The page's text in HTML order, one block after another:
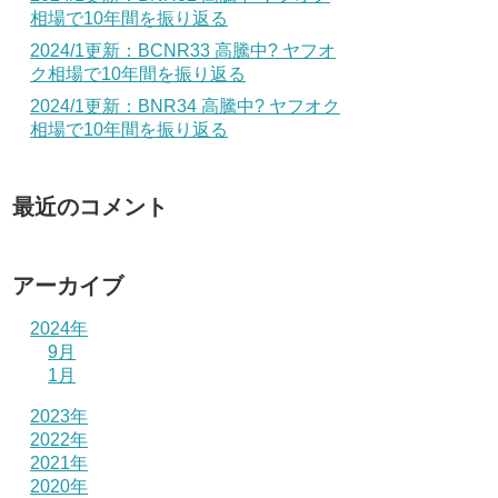
相場で10年間を振り返る
2024/1更新：BCNR33 高騰中? ヤフオ
ク相場で10年間を振り返る
2024/1更新：BNR34 高騰中? ヤフオク
相場で10年間を振り返る
最近のコメント
アーカイブ
2024年
9月
1月
2023年
2022年
2021年
2020年